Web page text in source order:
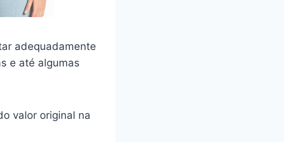
adequadamente
e até algumas
valor original na